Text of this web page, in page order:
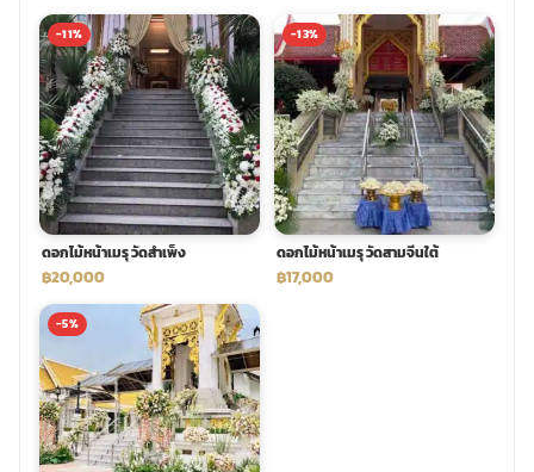
-11%
ดอกไม้หน้าเมรุ วัดสำเพ็ง
฿20,000
-13%
ดอกไม้หน้าเมรุ วัดสามจีนใต้
฿17,000
-5%